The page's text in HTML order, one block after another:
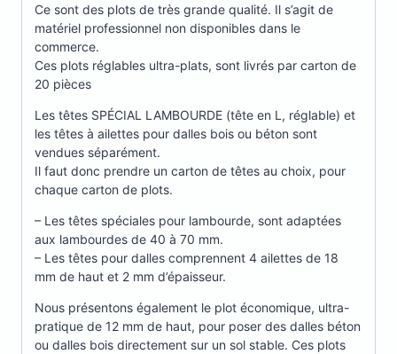
Ce sont des plots de très grande qualité. Il s’agit de
matériel professionnel non disponibles dans le
commerce.
Ces plots réglables ultra-plats, sont livrés par carton de
20 pièces
Les têtes SPÉCIAL LAMBOURDE (tête en L, réglable) et
les têtes à ailettes pour dalles bois ou béton sont
vendues séparément.
Il faut donc prendre un carton de têtes au choix, pour
chaque carton de plots.
– Les têtes spéciales pour lambourde, sont adaptées
aux lambourdes de 40 à 70 mm.
– Les têtes pour dalles comprennent 4 ailettes de 18
mm de haut et 2 mm d’épaisseur.
Nous présentons également le plot économique, ultra-
pratique de 12 mm de haut, pour poser des dalles béton
ou dalles bois directement sur un sol stable. Ces plots